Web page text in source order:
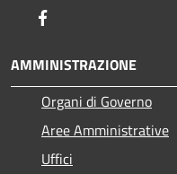
AMMINISTRAZIONE
Organi di Governo
Aree Amministrative
Uffici